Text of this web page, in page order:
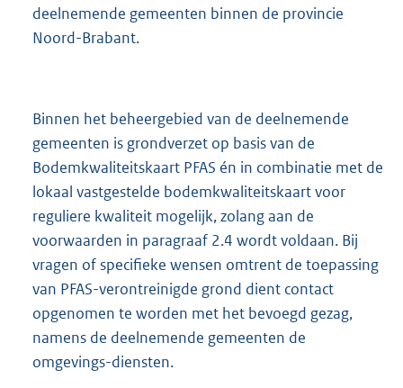
deelnemende gemeenten binnen de provincie
Noord-Brabant.
Binnen het beheergebied van de deelnemende
gemeenten is grondverzet op basis van de
Bodemkwaliteitskaart PFAS én in combinatie met de
lokaal vastgestelde bodemkwaliteitskaart voor
reguliere kwaliteit mogelijk, zolang aan de
voorwaarden in paragraaf 2.4 wordt voldaan. Bij
vragen of specifieke wensen omtrent de toepassing
van PFAS-verontreinigde grond dient contact
opgenomen te worden met het bevoegd gezag,
namens de deelnemende gemeenten de
omgevings-diensten.